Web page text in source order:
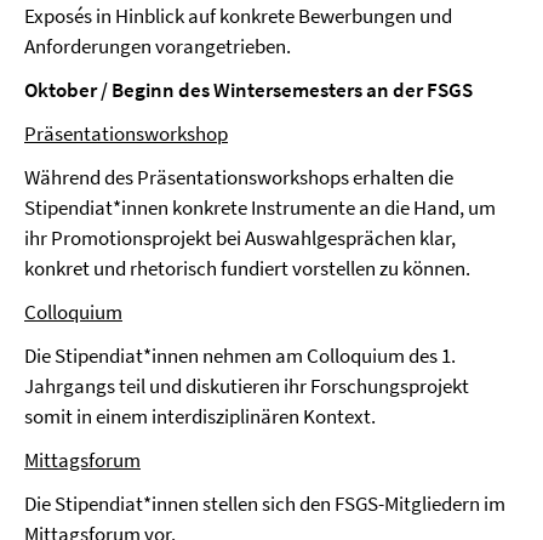
Exposés in Hinblick auf konkrete Bewerbungen und
Anforderungen vorangetrieben.
Oktober / Beginn des Wintersemesters an der FSGS
Präsentationsworkshop
Während des Präsentationsworkshops erhalten die
Stipendiat*innen konkrete Instrumente an die Hand, um
ihr Promotionsprojekt bei Auswahlgesprächen klar,
konkret und rhetorisch fundiert vorstellen zu können.
Colloquium
Die Stipendiat*innen nehmen am Colloquium des 1.
Jahrgangs teil und diskutieren ihr Forschungsprojekt
somit in einem interdisziplinären Kontext.
Mittagsforum
Die Stipendiat*innen stellen sich den FSGS-Mitgliedern im
Mittagsforumvor.